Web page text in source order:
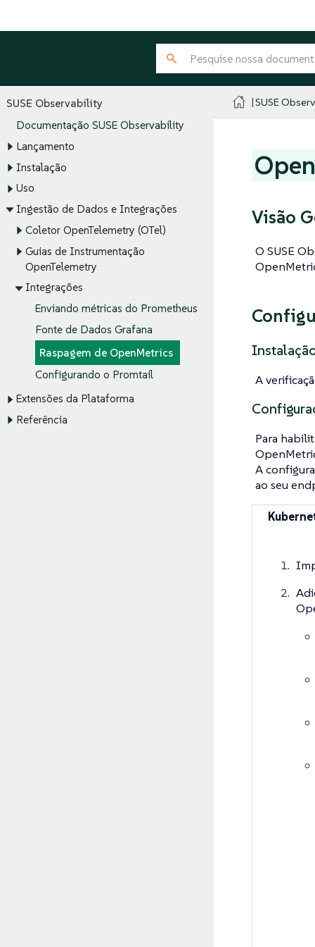
SUSE Observability
Documentação SUSE Observability
Lançamento
Instalação
Uso
Ingestão de Dados e Integrações
Coletor OpenTelemetry (OTel)
Guias de Instrumentação
OpenTelemetry
Integrações
Enviando métricas do Prometheus
Fonte de Dados Grafana
Raspagem de OpenMetrics
Configurando o Promtail
Extensões da Plataforma
Referência
SUSE
Visão
O SUSE
A
Para
A
ao seu